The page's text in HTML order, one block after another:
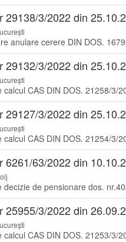
29138/3/2022 din
anulare cerere DIN DOS.
29132/3/2022 din
calcul CAS DIN DOS. 21258/3/
29127/3/2022 din
calcul CAS DIN DOS. 21254/3/
6261/63/2022 din
decizie de pensionare dos.
25955/3/2022 din
calcul CAS DIN DOS. 21253/3/